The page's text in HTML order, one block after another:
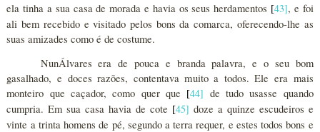
ela tinha a sua casa de morada e havia os seus herdamentos [43], e foi
ali bem recebido e visitado pelos bons da comarca, oferecendo-lhe as
suas amizades como é de costume.
NunÁlvares era de pouca e branda palavra, e o seu bom
gasalhado, e doces razões, contentava muito a todos. Ele era mais
monteiro que caçador, como quer que
[44] de tudo usasse quando
cumpria. Em sua casa havia de cote [45] doze a quinze escudeiros e
vinte a trinta homens de pé, segundo a terra requer, e estes todos bons e